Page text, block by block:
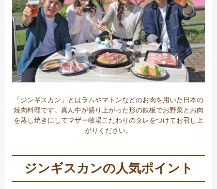
「ジンギスカン」とはラムやマトンなどのお肉を用いた日本の
焼肉料理です。真ん中が盛り上がった形の鉄板でお野菜とお肉
を蒸し焼きにしてマザー牧場こだわりのタレをつけてお召し上
がりください。
ジンギスカンの人気ポイント